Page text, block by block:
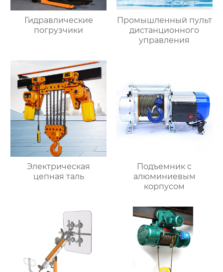
Гидравлические
погрузчики
Промышленный пульт
дистанционного
управления
Электрическая
цепная таль
Подъемник с
алюминиевым
корпусом